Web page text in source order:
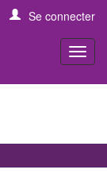
Se connecter